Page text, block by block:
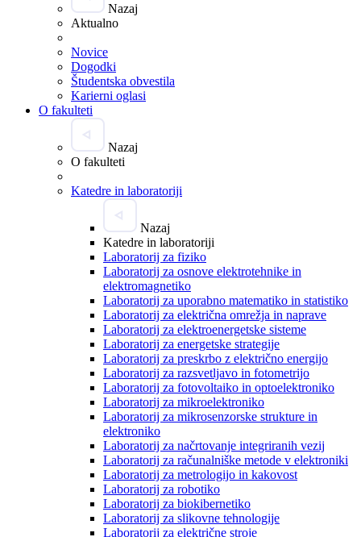
Nazaj
Aktualno
Novice
Dogodki
Študentska obvestila
Karierni oglasi
O fakulteti
Nazaj
O fakulteti
Katedre in laboratoriji
Nazaj
Katedre in laboratoriji
Laboratorij za fiziko
Laboratorij za osnove elektrotehnike in
elektromagnetiko
Laboratorij za uporabno matematiko in statistiko
Laboratorij za električna omrežja in naprave
Laboratorij za elektroenergetske sisteme
Laboratorij za energetske strategije
Laboratorij za preskrbo z električno energijo
Laboratorij za razsvetljavo in fotometrijo
Laboratorij za fotovoltaiko in optoelektroniko
Laboratorij za mikroelektroniko
Laboratorij za mikrosenzorske strukture in
elektroniko
Laboratorij za načrtovanje integriranih vezij
Laboratorij za računalniške metode v elektroniki
Laboratorij za metrologijo in kakovost
Laboratorij za robotiko
Laboratorij za biokibernetiko
Laboratorij za slikovne tehnologije
Laboratorij za električne stroje